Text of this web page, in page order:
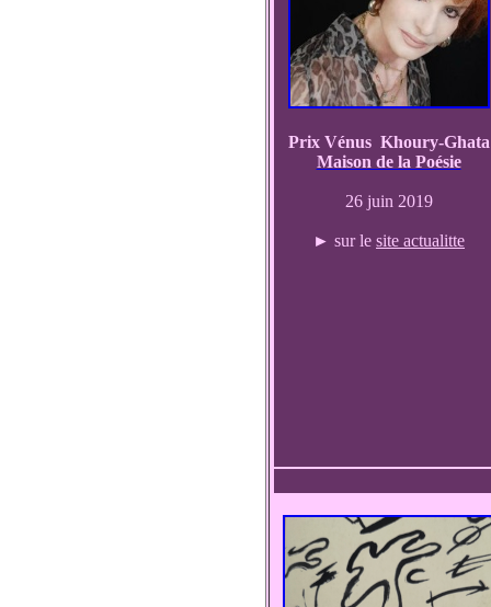
Prix Vénus Khoury-Ghata
Maison de la Poésie
26 juin 2019
► sur le site actualitte